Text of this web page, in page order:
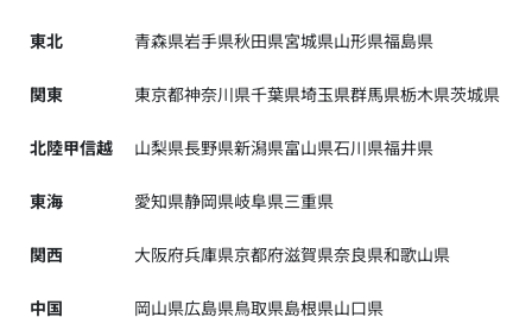
東北 青森県岩手県秋田県宮城県山形県福島県
関東 東京都神奈川県千葉県埼玉県群馬県栃木県茨城県
北陸甲信越 山梨県長野県新潟県富山県石川県福井県
東海 愛知県静岡県岐阜県三重県
関西 大阪府兵庫県京都府滋賀県奈良県和歌山県
中国 岡山県広島県鳥取県島根県山口県